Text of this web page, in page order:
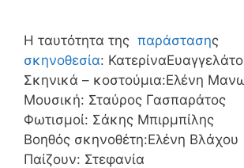
Η ταυτότητα της παράστασης
σκηνοθεσία:
Σκηνικά – κοστούμια:Ελένη
Μουσική: Σταύρος Γασπαράτος
Φωτισμοί: Σάκης Μπιρμπίλης
Βοηθός σκηνοθέτη:Ελένη Βλάχου
Παίζουν: Στεφανία